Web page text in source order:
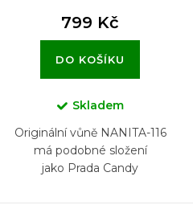
799 Kč
DO KOŠÍKU
Skladem
Originální vůně NANITA-116
má podobné složení
jako Prada Candy